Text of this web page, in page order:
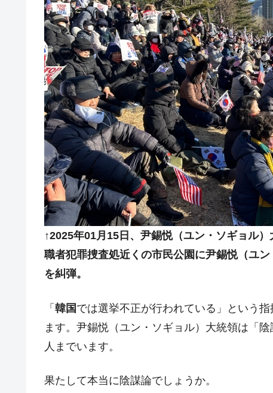
『Money1』 中国だけが鉄鋼輸出を異常増加させる
『Money1』 韓国製造業「半導体絶好調」のウラで
『Money1』 【米韓激突案件】韓国消費者院が『ク
『Money1』 韓国で猛暑。南東部では干ばつ
『Money1』 韓国型イージス搭載の次世代駆逐艦「
『Money1』 【対日本円】ウォン安が急進！ 日米の
『Money1』
韓国政府『BYD』車への補助金を全廃
1.9倍！
『Money1』
在韓米国大使スティールが着韓！⇒ さ
ドを掲げる「在韓反米勢力」
『Money1』 韓国政府「2035年までに18.4GW規模
『Money1』 JPモルガン「韓国レバレッジETFの清
『Money1』 韓国『国民年金公団』株価暴落で200兆
『Money1』 韓国「橋が落ちました」⇒ 耐久性「なさ
『Money1』 韓国鉄鋼最大手『POSCO』ズブズブ
『Money1』
米国下院「韓国の公務員個人をターゲ
『Money1』 韓国ボンクラ政策室長･金容範、株価暴
↑2025年01月15日、尹錫悦（ユン・ソギョル
職者犯罪捜査処近くの市民公園に尹錫悦（ユ
を糾弾。
「 韓国 では選挙不正が行われている」という
ます。尹錫悦（ユン・ソギョル）大統領は「
人までいます。
果たして本当に陰謀論でしょうか。